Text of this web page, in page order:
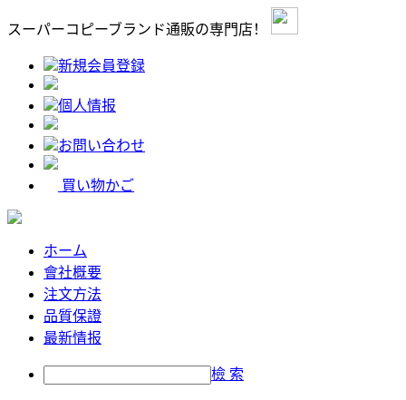
スーパーコピーブランド通販の専門店！
新規会員登録
個人情报
お問い合わせ
買い物かご
ホーム
會社概要
注文方法
品質保證
最新情报
檢 索